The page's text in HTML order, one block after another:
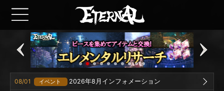
08/01 イベント 2026年8月インフォメーション